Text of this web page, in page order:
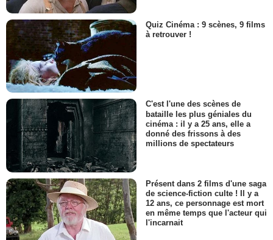
Quiz Cinéma : 9 scènes, 9 films
à retrouver !
C'est l'une des scènes de
bataille les plus géniales du
cinéma : il y a 25 ans, elle a
donné des frissons à des
millions de spectateurs
Présent dans 2 films d'une saga
de science-fiction culte ! Il y a
12 ans, ce personnage est mort
en même temps que l'acteur qui
l'incarnait